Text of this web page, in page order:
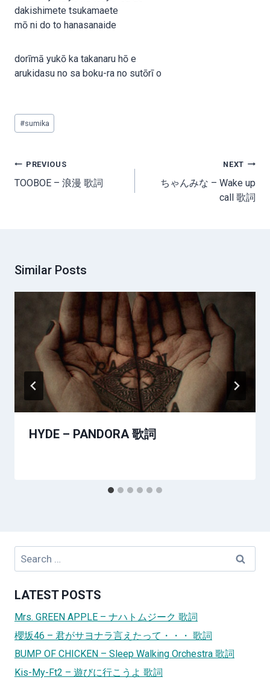
dakishimete tsukamaete
mō ni do to hanasanaide
dorīmā yukō ka takanaru hō e
arukidasu no sa boku-ra no sutōrī o
Post
Tags:
#sumika
Post
navigation
PREVIOUS
TOOBOE – 浪漫 歌詞
NEXT
ちゃんみな – Wake up
call 歌詞
Similar Posts
HYDE – PANDORA 歌詞
Search
LATEST POSTS
Mrs. GREEN APPLE – ナハトムジーク 歌詞
櫻坂46 – 君がサヨナラ言えたって・・・ 歌詞
BUMP OF CHICKEN – Sleep Walking Orchestra 歌詞
Kis-My-Ft2 – 遊びに行こうよ 歌詞